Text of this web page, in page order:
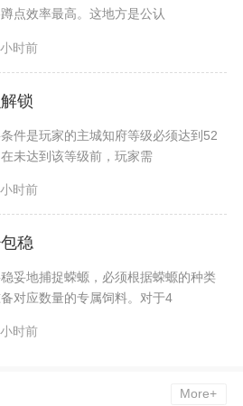
点效率最高。这地方是公认
时前
锁
件是玩家的主城知府等级必须达到52
未达到该等级前，玩家需
时前
稳
妥地捕捉蝾螈，必须根据蝾螈的种类
对应数量的专属饲料。对于4
时前
More+